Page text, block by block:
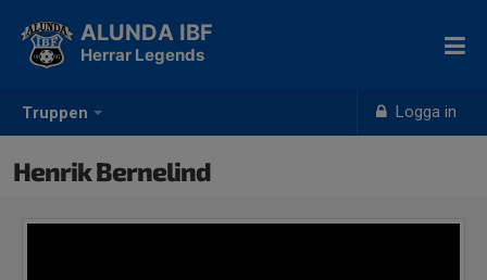
Truppen Logga in
ALUNDA IBF
Herrar Legends
Henrik Bernelind